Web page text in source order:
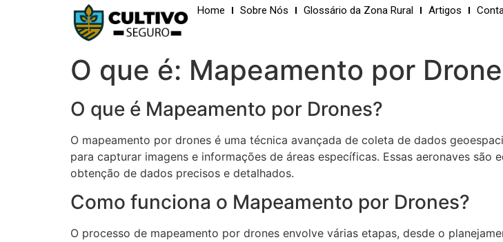
Home Sobre Nós Glossário da Zona Rural Artigos
O que é: Mapeamento por
O que é Mapeamento por Drones?
O mapeamento por drones é uma técnica avançada de coleta de dados
para capturar imagens e informações de áreas específicas. Essas aeronaves
obtenção de dados precisos e detalhados.
Como funciona o Mapeamento por Drones?
O processo de mapeamento por drones envolve várias etapas, desde o